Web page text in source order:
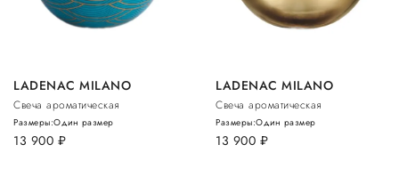
LADENAC MILANO
Свеча ароматическая
13 900 руб.
Размеры:Один размер
LADENAC MILANO
Свеча ароматическая
13 900 руб.
Размеры:Один размер